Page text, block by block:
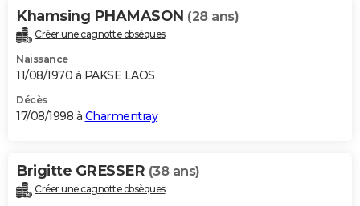
Khamsing PHAMASON (28 ans)
Créer une cagnotte obsèques
Naissance
11/08/1970 à PAKSE LAOS
Décès
17/08/1998 à Charmentray
Brigitte GRESSER (38 ans)
Créer une cagnotte obsèques